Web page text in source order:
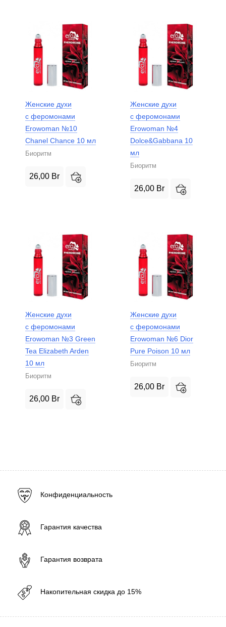
Женские духи
с феромонами
Erowoman №10
Chanel Chance 10 мл
Биоритм
26,00 Br
Женские духи
с феромонами
Erowoman №4
Dolce&Gabbana 10
мл
Биоритм
26,00 Br
Женские духи
с феромонами
Erowoman №3 Green
Tea Elizabeth Arden
10 мл
Биоритм
26,00 Br
Женские духи
с феромонами
Erowoman №6 Dior
Pure Poison 10 мл
Биоритм
26,00 Br
Конфиденциальность
Гарантия качества
Гарантия возврата
Накопительная скидка до 15%